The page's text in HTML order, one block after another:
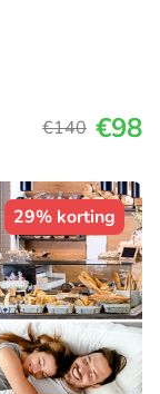
€140 €98
29% korting